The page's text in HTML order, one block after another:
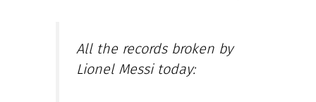
All the records broken by
Lionel Messi today: